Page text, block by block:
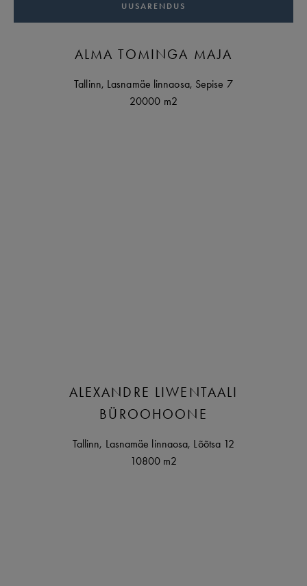
UUSARENDUS
ALMA TOMINGA MAJA
Tallinn, Lasnamäe linnaosa, Sepise 7
20000 m2
ALEXANDRE LIWENTAALI
BÜROOHOONE
Tallinn, Lasnamäe linnaosa, Lõõtsa 12
10800 m2